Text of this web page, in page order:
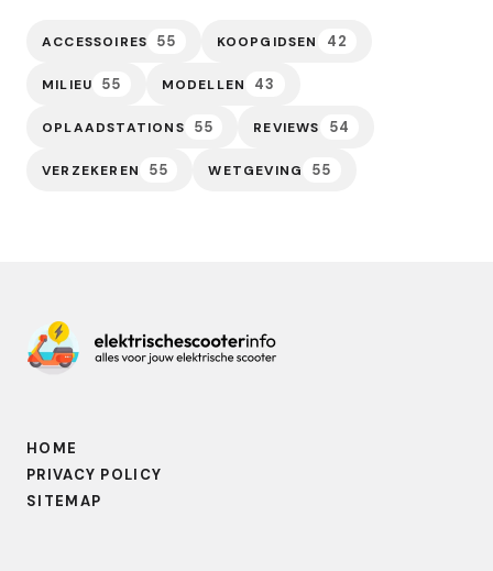
ACCESSOIRES 55 KOOPGIDSEN 42
MILIEU 55 MODELLEN 43
OPLAADSTATIONS 55 REVIEWS 54
VERZEKEREN 55 WETGEVING 55
HOME
PRIVACY POLICY
SITEMAP